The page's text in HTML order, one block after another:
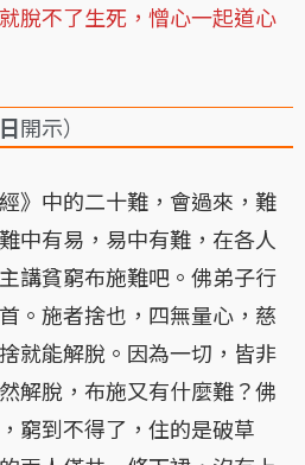
脫不了生死，憎心一起道心
開示）
中的二十難，會過來，難
中有易，易中有難，在各人
講貧窮布施難吧。佛弟子行
。施者捨也，四無量心，慈
就能解脫。因為一切，皆非
解脫，布施又有什麼難？佛
窮到不得了，住的是破草